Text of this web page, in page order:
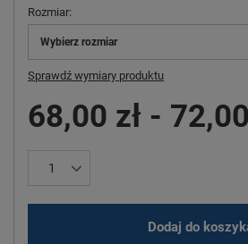
Rozmiar
Wybierz rozmiar
Sprawdź wymiary produktu
68,00 zł -
Dodaj do